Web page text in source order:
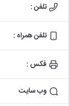
تلفن :
تلفن همراه :
فکس :
وب سایت